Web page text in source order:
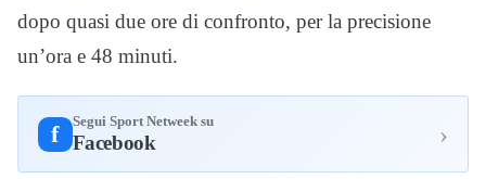
dopo quasi due ore di confronto, per la precisione
un’ora e 48 minuti.
f Segui Sport Netweek su
Facebook ›